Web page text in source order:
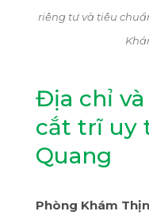
riêng tư và tiêu
Địa chỉ
cắt trĩ uy
Quang
Phòng Khám